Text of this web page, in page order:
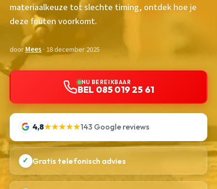
materiaalkeuze tot slechte timing, ontdek hoe je
deze fouten voorkomt.
doorMees · 18 december 2025
NU BEREIKBAAR
BEL 085 019 25 61
4,8★★★★★143 Google reviews
✓ Gratis telefonisch advies